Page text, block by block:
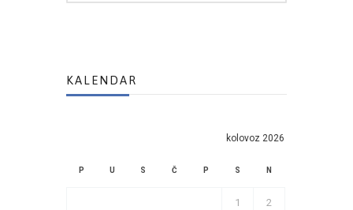
KALENDAR
kolovoz 2026
P U S Č P S N
1 2